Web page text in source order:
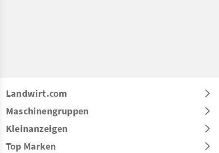
Landwirt.com
Maschinengruppen
Kleinanzeigen
Top Marken